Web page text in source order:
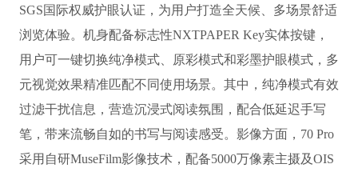
SGS国际权威护眼认证，为用户打造全天候、多场景舒适
浏览体验。机身配备标志性NXTPAPER Key实体按键，
用户可一键切换纯净模式、原彩模式和彩墨护眼模式，多
元视觉效果精准匹配不同使用场景。其中，纯净模式有效
过滤干扰信息，营造沉浸式阅读氛围，配合低延迟手写
笔，带来流畅自如的书写与阅读感受。影像方面，70 Pro
采用自研MuseFilm影像技术，配备5000万像素主摄及OIS